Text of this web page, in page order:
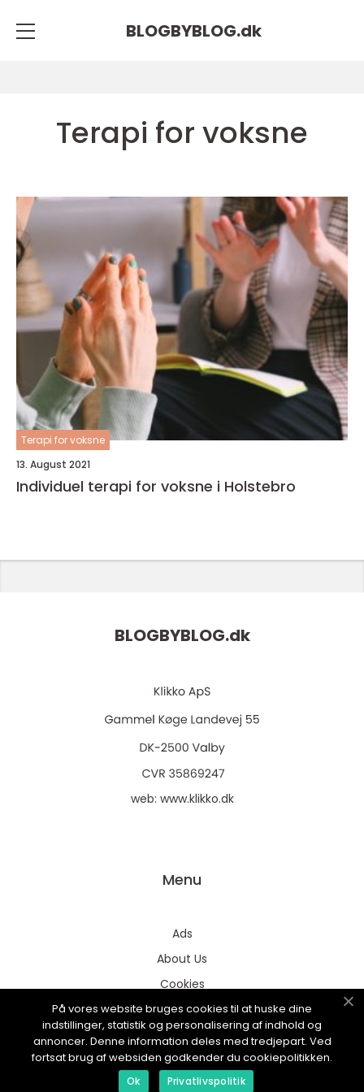
BLOGBYBLOG.dk
Terapi for voksne
Terapi for voksne
13. August 2021
Individuel terapi for voksne i Holstebro
BLOGBYBLOG.dk
web: www.klikko.dk
Menu
Ads
About Us
Cookies
Contact
Sitemap
På vores website bruges cookies til at huske dine
indstillinger, statistik og personalisering af indhold og
annoncer. Denne information deles med tredjepart. Ved
fortsat brug af websiden godkender du cookiepolitikken.
Ok Privatlivspolitik